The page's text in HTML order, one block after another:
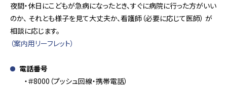
夜間・休日にこどもが急病になったとき、すぐに病院に行った方がいい
のか、 それとも様子を見て大丈夫か、看護師（必要に応じて医師） が
相談に応じます。
（案内用リーフレット）
電話番号
・＃8000（プッシュ回線・携帯電話）